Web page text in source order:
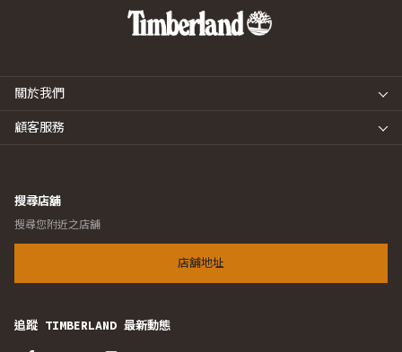
關於我們
顧客服務
搜尋店舖
搜尋您附近之店舖
店舖地址
追蹤 TIMBERLAND 最新動態